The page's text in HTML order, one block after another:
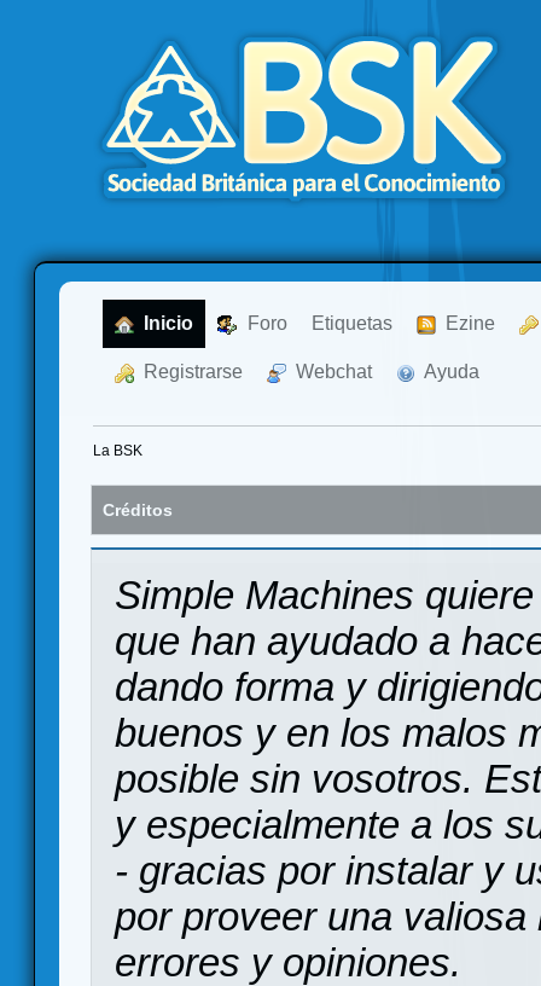
Inicio Foro Etiquetas Ezine
Registrarse Webchat Ayuda
La BSK
Créditos
Simple Machines
que han ayudado a
dando forma y
buenos y en los malos
posible sin vosotros.
y especialmente a los
- gracias por instalar y
por proveer una
errores y opiniones.